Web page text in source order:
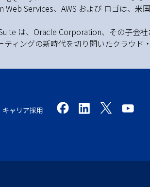
Services、AWS および ロゴは、
は、Oracle Corporation、その子会
ィングの新時代を切り開いたクラウド・
キャリア採用